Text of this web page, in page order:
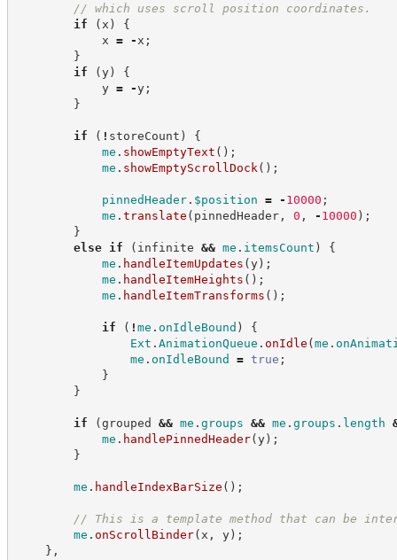
// which uses scroll position coordinates.
if
( x )
{
x = - x ;
}
if
(y)
{
y = -y;
}
if ( ! storeCount )
{
me . showEmptyText ( ) ;
me . showEmptyScrollDock ( ) ;
pinnedHeader. $position = - 10000 ;
me . translate ( pinnedHeader, 0 , - 10000 ) ;
}
else
if ( infinite && me . itemsCount )
{
me . handleItemUpdates (y) ;
me . handleItemHeights ( ) ;
me . handleItemTransforms ( ) ;
if ( ! me . onIdleBound )
{
Ext . AnimationQueue . onIdle (me .
me . onIdleBound = true ;
}
}
if (grouped && me . groups && me . groups . length
me . handlePinnedHeader(y) ;
}
me . handleIndexBarSize ( ) ;
// This is a template method that can be
me . onScrollBinder( x , y) ;
} ,